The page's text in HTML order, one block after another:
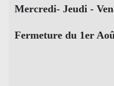
Mercredi- Jeudi -
Fermeture du 1er